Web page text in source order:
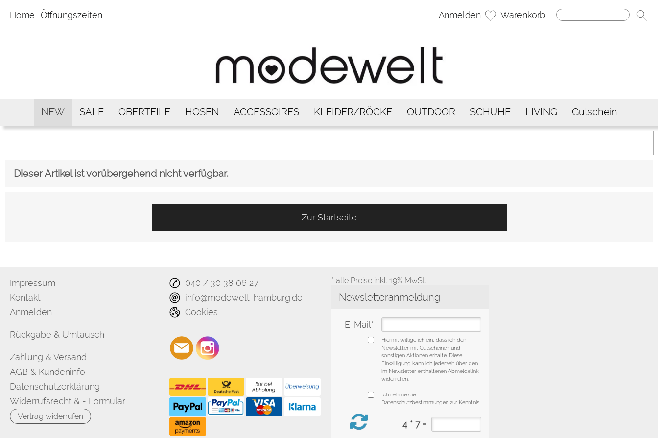
Home Öffnungszeiten Anmelden Warenkorb
NEW SALE OBERTEILE HOSEN ACCESSOIRES KLEIDER/RÖCKE OUTDOOR SCHUHE LIVING Gutschein
Dieser Artikel ist vorübergehend nicht verfügbar.
Zur Startseite
Impressum
Kontakt
Anmelden
Rückgabe & Umtausch
Zahlung & Versand
AGB & Kundeninfo
Datenschutzerklärung
Widerrufsrecht & - Formular
Vertrag widerrufen
040 / 30 38 06 27
info@modewelt-hamburg.de
Cookies
* alle Preise inkl. 19% MwSt.